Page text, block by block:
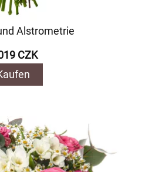
Alstrometrie
CZK